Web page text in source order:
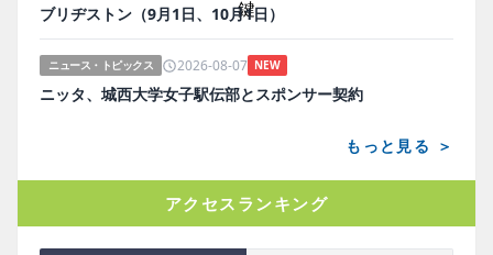
ブリヂストン（9月1日、10月1日）
ニュース・トピックス 2026-08-07 NEW
ニッタ、城西大学女子駅伝部とスポンサー契約
もっと見る ＞
アクセスランキング